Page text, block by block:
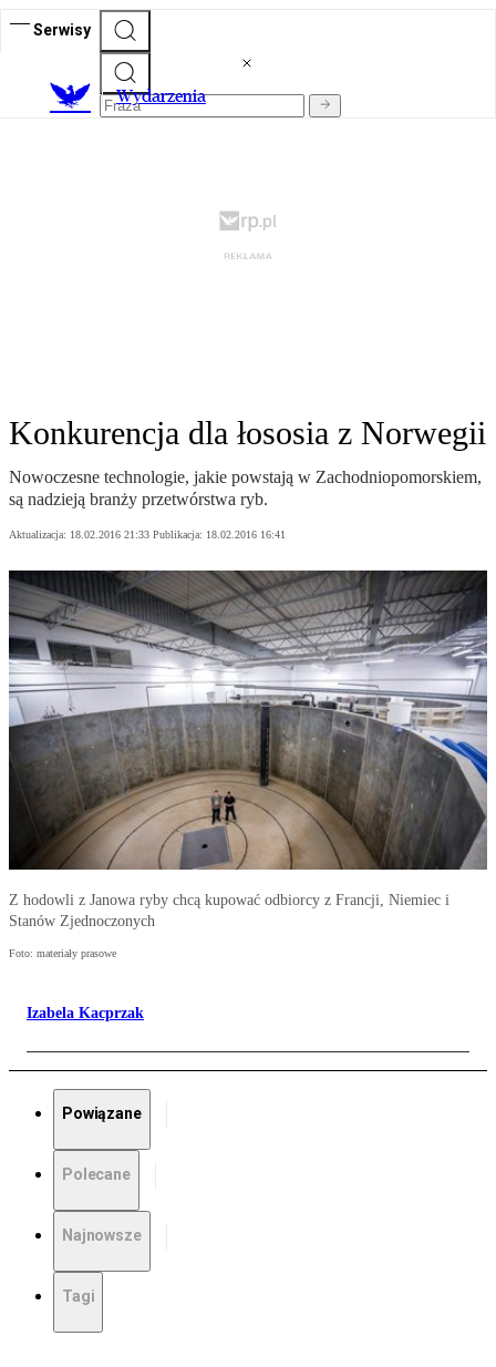
Serwisy
Wydarzenia
Konkurencja dla łososia z Norwegii
Nowoczesne technologie, jakie powstają w Zachodniopomorskiem,
są nadzieją branży przetwórstwa ryb.
Aktualizacja: 18.02.2016 21:33 Publikacja: 18.02.2016 16:41
Z hodowli z Janowa ryby chcą kupować odbiorcy z Francji, Niemiec i
Stanów Zjednoczonych
Foto: materiały prasowe
Izabela Kacprzak
Powiązane
Polecane
Najnowsze
Tagi